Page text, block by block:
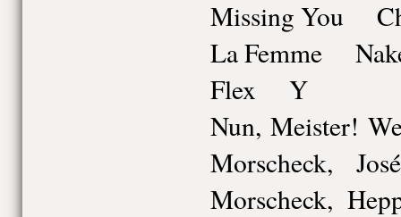
Missing You
La Femme
Flex Y
Nun, Meister!
Morscheck,
Morscheck,